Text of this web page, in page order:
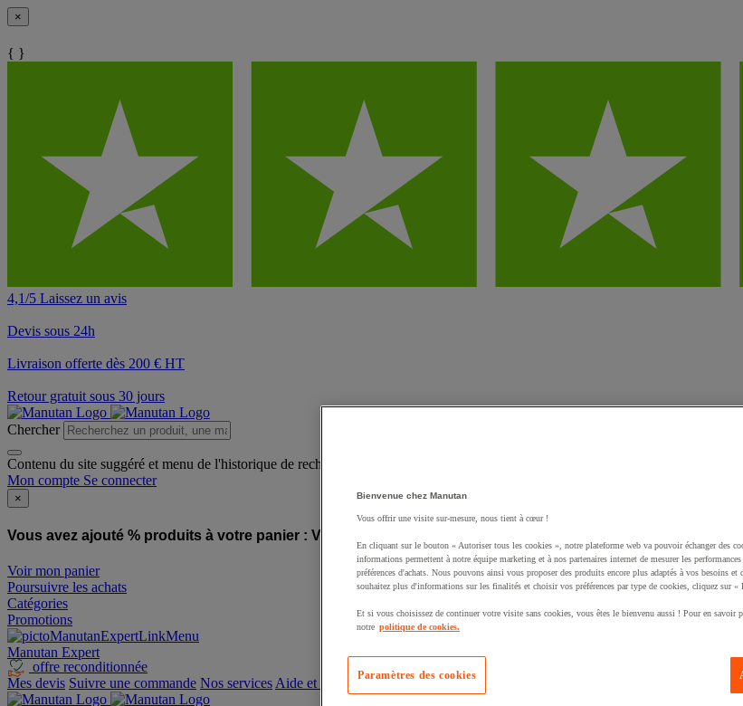
×
{ }
4,1/5 Laissez un avis
Devis sous 24h
Livraison offerte dès 200 € HT
Retour gratuit sous 30 jours
Chercher
Contenu du site suggéré et menu de l'historique de recherche
Mon compte Se connecter
×
Vous avez ajouté % produits à votre panier : Vous avez ajouté un produit à votre panier :
Voir mon panier
Poursuivre les achats
Catégories
Promotions
Manutan Expert
offre reconditionnée
Mes devis Suivre une commande Nos services Aide et contact
Bienvenue chez Manutan
Vous offrir une visite sur-mesure, nous tient à cœur !
En cliquant sur le bouton « Autoriser tous les cookies », notre plateforme web va pouvoir échanger des
informations permettent à notre équipe marketing et à nos partenaires internet de mesurer les
préférences d'achats. Nous pouvons ainsi vous proposer des produits encore plus adaptés à vos besoins
souhaitez plus d'informations sur les finalités et choisir vos préférences par type de cookies, cliquez sur «
Et si vous choisissez de continuer votre visite sans cookies, vous êtes le bienvenu aussi ! Pour en savoir
notre politique de cookies.
Paramètres des cookies